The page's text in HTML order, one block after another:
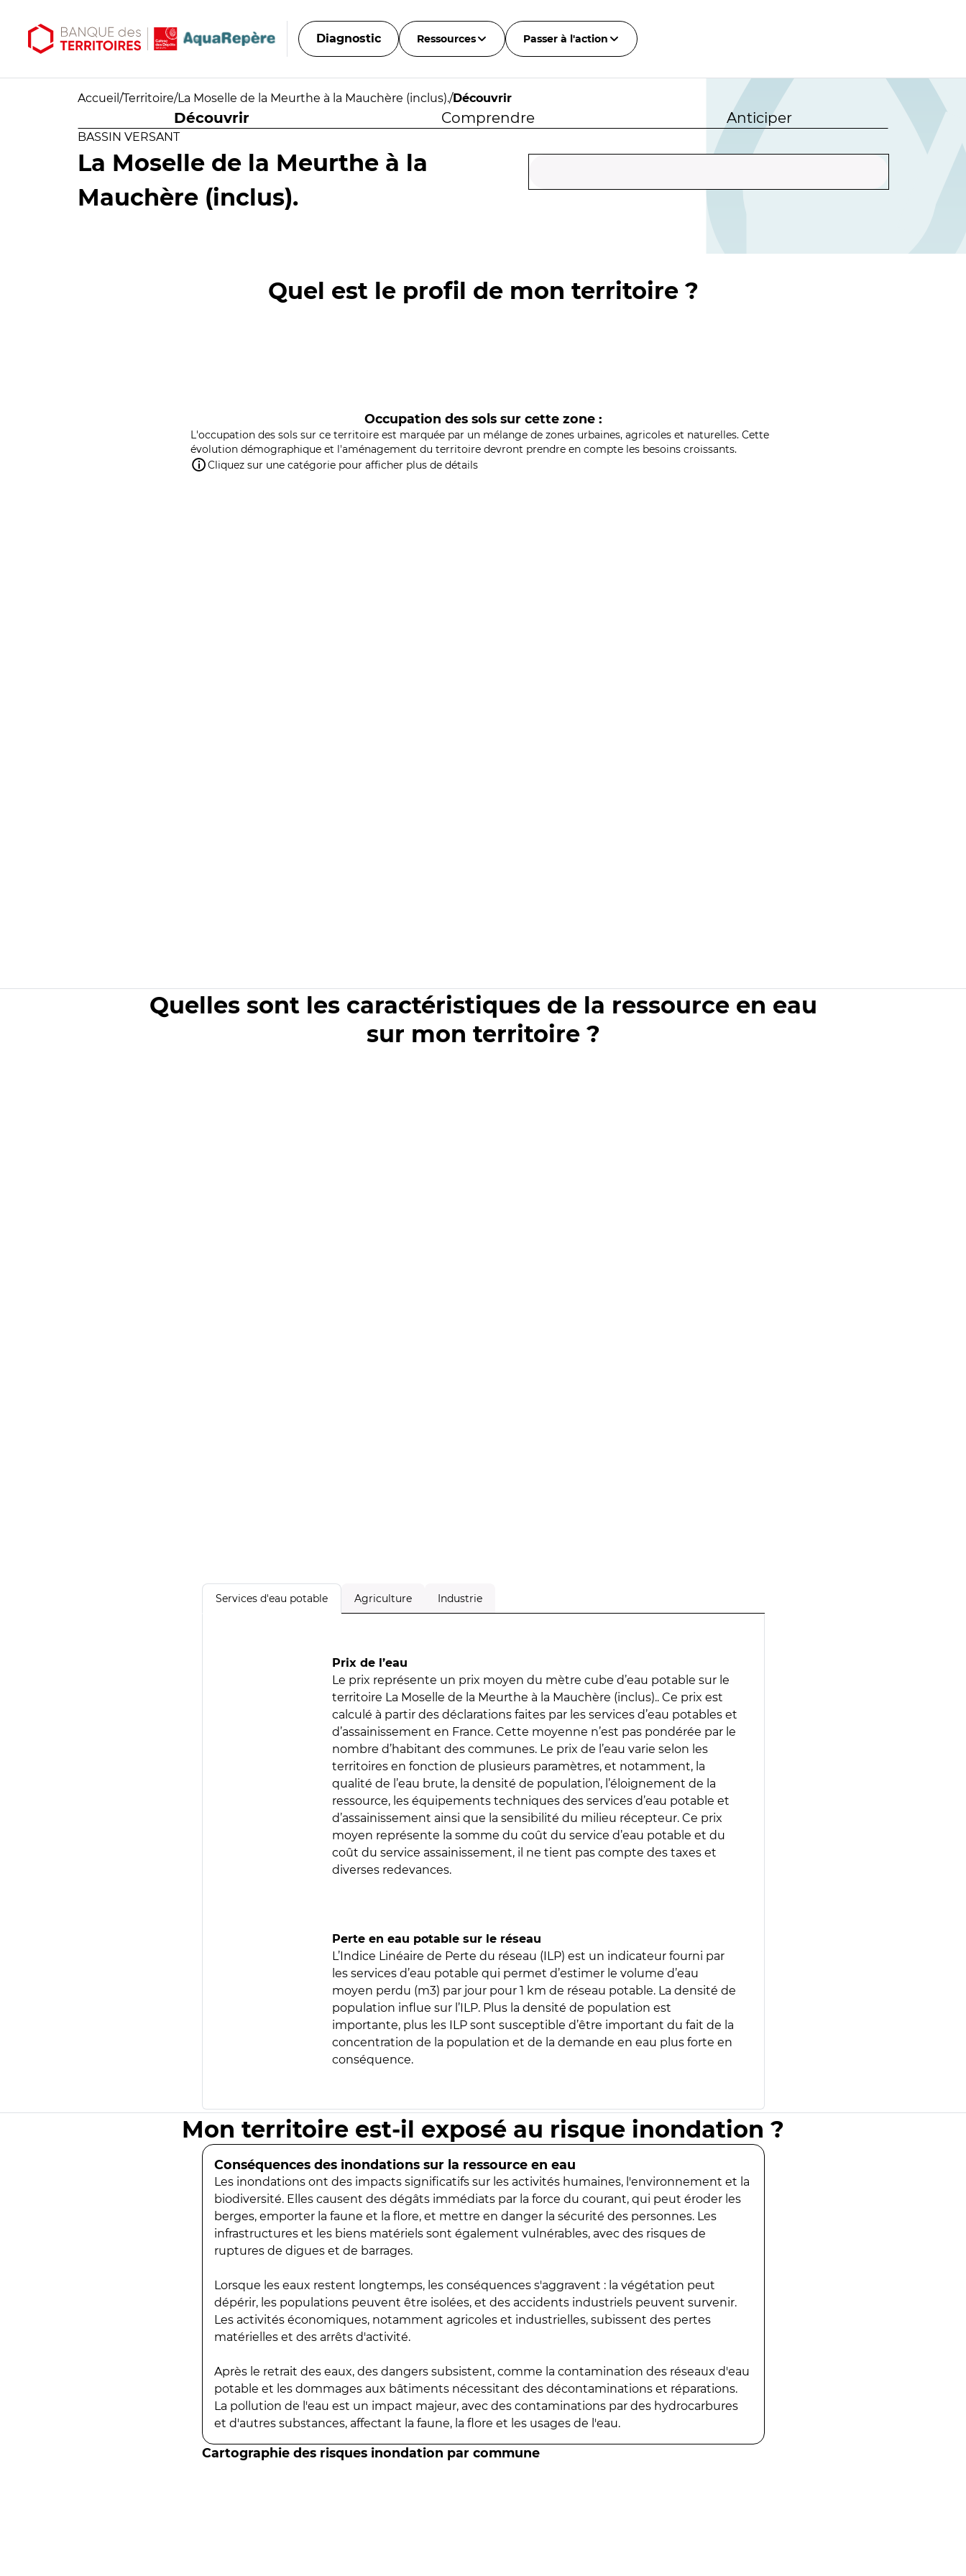
Diagnostic Ressources Passer à l'action
Accueil /Territoire/La Moselle de la Meurthe à la Mauchère (inclus)./Découvrir
Découvrir Comprendre Anticiper
BASSIN VERSANT
La Moselle de la Meurthe à la
Mauchère (inclus).
Quel est le profil de mon territoire ?
Occupation des sols sur cette zone :
L'occupation des sols sur ce territoire est marquée par un mélange de zones urbaines, agricoles et naturelles. Cette
évolution démographique et l'aménagement du territoire devront prendre en compte les besoins croissants.
Cliquez sur une catégorie pour afficher plus de détails
Quelles sont les caractéristiques de la ressource en eau
sur mon territoire ?
Services d'eau potable Agriculture Industrie
Prix de l’eau
Le prix représente un prix moyen du mètre cube d’eau potable sur le
territoire La Moselle de la Meurthe à la Mauchère (inclus).. Ce prix est
calculé à partir des déclarations faites par les services d’eau potables et
d’assainissement en France. Cette moyenne n’est pas pondérée par le
nombre d’habitant des communes. Le prix de l’eau varie selon les
territoires en fonction de plusieurs paramètres, et notamment, la
qualité de l’eau brute, la densité de population, l’éloignement de la
ressource, les équipements techniques des services d’eau potable et
d’assainissement ainsi que la sensibilité du milieu récepteur. Ce prix
moyen représente la somme du coût du service d’eau potable et du
coût du service assainissement, il ne tient pas compte des taxes et
diverses redevances.
Perte en eau potable sur le réseau
L’Indice Linéaire de Perte du réseau (ILP) est un indicateur fourni par
les services d’eau potable qui permet d’estimer le volume d’eau
moyen perdu (m3) par jour pour 1 km de réseau potable. La densité de
population influe sur l’ILP. Plus la densité de population est
importante, plus les ILP sont susceptible d’être important du fait de la
concentration de la population et de la demande en eau plus forte en
conséquence.
Mon territoire est-il exposé au risque inondation ?
Conséquences des inondations sur la ressource en eau
Les inondations ont des impacts significatifs sur les activités humaines, l'environnement et la
biodiversité. Elles causent des dégâts immédiats par la force du courant, qui peut éroder les
berges, emporter la faune et la flore, et mettre en danger la sécurité des personnes. Les
infrastructures et les biens matériels sont également vulnérables, avec des risques de
ruptures de digues et de barrages.
Lorsque les eaux restent longtemps, les conséquences s'aggravent : la végétation peut
dépérir, les populations peuvent être isolées, et des accidents industriels peuvent survenir.
Les activités économiques, notamment agricoles et industrielles, subissent des pertes
matérielles et des arrêts d'activité.
Après le retrait des eaux, des dangers subsistent, comme la contamination des réseaux d'eau
potable et les dommages aux bâtiments nécessitant des décontaminations et réparations.
La pollution de l'eau est un impact majeur, avec des contaminations par des hydrocarbures
et d'autres substances, affectant la faune, la flore et les usages de l'eau.
Cartographie des risques inondation par commune